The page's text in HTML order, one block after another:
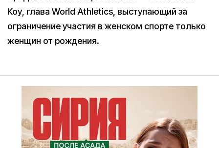
Коу, глава World Athletics, выступающий за
ограничение участия в женском спорте только
женщин от рождения.